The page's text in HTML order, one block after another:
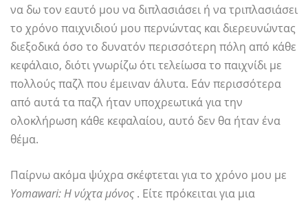
να δω τον εαυτό μου να διπλασιάσει ή να τριπλασιάσει
το χρόνο παιχνιδιού μου περνώντας και διερευνώντας
διεξοδικά όσο το δυνατόν περισσότερη πόλη από κάθε
κεφάλαιο, διότι γνωρίζω ότι τελείωσα το παιχνίδι με
πολλούς παζλ που έμειναν άλυτα. Εάν περισσότερα
από αυτά τα παζλ ήταν υποχρεωτικά για την
ολοκλήρωση κάθε κεφαλαίου, αυτό δεν θα ήταν ένα
θέμα.
Παίρνω ακόμα ψύχρα σκέφτεται για το χρόνο μου με
Yomawari: Η νύχτα μόνος . Είτε πρόκειται για μια